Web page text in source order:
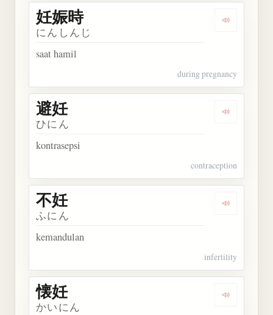
Dengarkan
妊娠時
にんしんじ
saat hamil
during pregnancy
Dengarkan
避妊
ひにん
kontrasepsi
contraception
Dengarkan
不妊
ふにん
kemandulan
infertility
Dengarkan
懐妊
かいにん